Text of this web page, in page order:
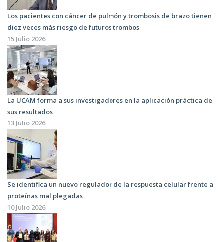
Los pacientes con cáncer de pulmón y trombosis de brazo tienen
diez veces más riesgo de futuros trombos
15 Julio 2026
La UCAM forma a sus investigadores en la aplicación práctica de
sus resultados
13 Julio 2026
Se identifica un nuevo regulador de la respuesta celular frente a
proteínas mal plegadas
10 Julio 2026